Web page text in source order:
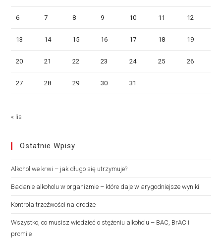
6 7 8 9 10 11 12
13 14 15 16 17 18 19
20 21 22 23 24 25 26
27 28 29 30 31
« lis
Ostatnie Wpisy
Alkohol we krwi – jak długo się utrzymuje?
Badanie alkoholu w organizmie – które daje wiarygodniejsze wyniki
Kontrola trzeźwości na drodze
Wszystko, co musisz wiedzieć o stężeniu alkoholu – BAC, BrAC i
promile